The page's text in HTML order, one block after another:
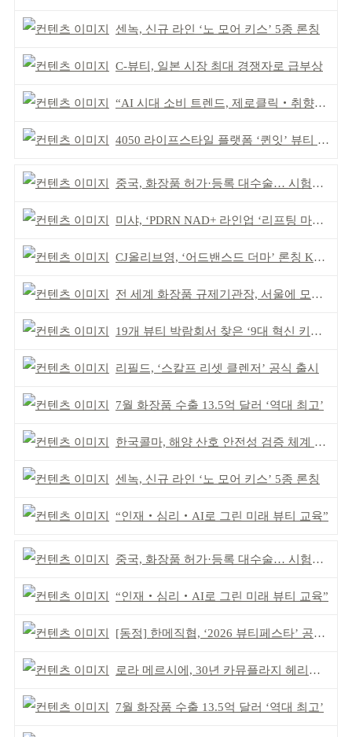
센녹, 신규 라인 ‘노 모어 키스’ 5종 론칭
C-뷰티, 일본 시장 최대 경쟁자로 급부상
“AI 시대 소비 트렌드, 제로클릭‧취향표출‧아날로그”
4050 라이프스타일 플랫폼 ‘퀸잇’ 뷰티 성장세
중국, 화장품 허가·등록 대수술… 시험자료 공용 허용
미샤, ‘PDRN NAD+ 라인업 ‘리프팅 마스크’ 출시
CJ올리브영, ‘어드밴스드 더마’ 론칭 K더마 육성 박차
전 세계 화장품 규제기관장, 서울에 모인다
19개 뷰티 박람회서 찾은 ‘9대 혁신 키워드’
리필드, ‘스칼프 리셋 클렌저’ 공식 출시
7월 화장품 수출 13.5억 달러 ‘역대 최고’
한국콜마, 해양 산호 안전성 검증 체계 구축
센녹, 신규 라인 ‘노 모어 키스’ 5종 론칭
“인재‧심리‧AI로 그린 미래 뷰티 교육”
중국, 화장품 허가·등록 대수술… 시험자료 공용 허용
“인재‧심리‧AI로 그린 미래 뷰티 교육”
[동정] 한메직협, ‘2026 뷰티페스타’ 공동 주최
로라 메르시에, 30년 카뮤플라지 헤리티지 담아
7월 화장품 수출 13.5억 달러 ‘역대 최고’